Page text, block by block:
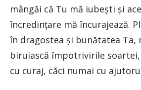
mângăi că Tu mă iubeşti şi
încredinţare mă încurajează.
în dragostea şi bunătatea Ta,
biruiască împotrivirile
cu curaj, căci numai cu